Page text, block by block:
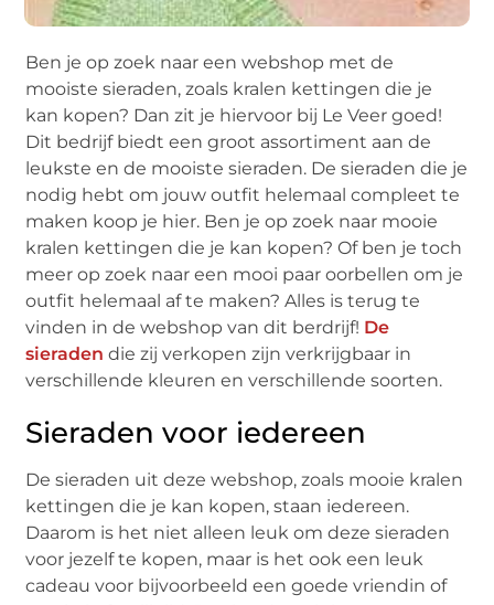
Ben je op zoek naar een webshop met de
mooiste sieraden, zoals kralen kettingen die je
kan kopen? Dan zit je hiervoor bij Le Veer goed!
Dit bedrijf biedt een groot assortiment aan de
leukste en de mooiste sieraden. De sieraden die je
nodig hebt om jouw outfit helemaal compleet te
maken koop je hier. Ben je op zoek naar mooie
kralen kettingen die je kan kopen? Of ben je toch
meer op zoek naar een mooi paar oorbellen om je
outfit helemaal af te maken? Alles is terug te
vinden in de webshop van dit berdrijf! De
sieraden die zij verkopen zijn verkrijgbaar in
verschillende kleuren en verschillende soorten.
Sieraden voor iedereen
De sieraden uit deze webshop, zoals mooie kralen
kettingen die je kan kopen, staan iedereen.
Daarom is het niet alleen leuk om deze sieraden
voor jezelf te kopen, maar is het ook een leuk
cadeau voor bijvoorbeeld een goede vriendin of